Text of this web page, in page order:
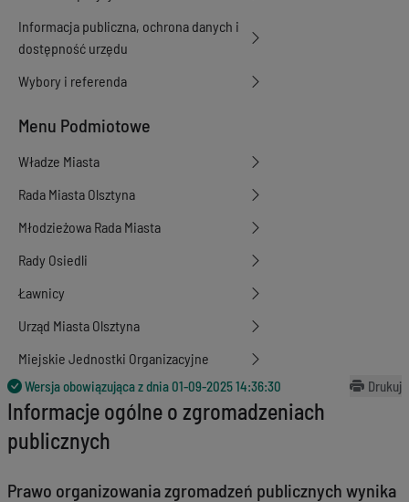
Informacja publiczna, ochrona danych i
dostępność urzędu
Wybory i referenda
Menu Podmiotowe
Władze Miasta
Rada Miasta Olsztyna
Młodzieżowa Rada Miasta
Rady Osiedli
Ławnicy
Urząd Miasta Olsztyna
Miejskie Jednostki Organizacyjne
Wersja obowiązująca z dnia01-09-2025 14:36:30 Drukuj
Informacje ogólne o zgromadzeniach
publicznych
Prawo organizowania zgromadzeń publicznych wynika